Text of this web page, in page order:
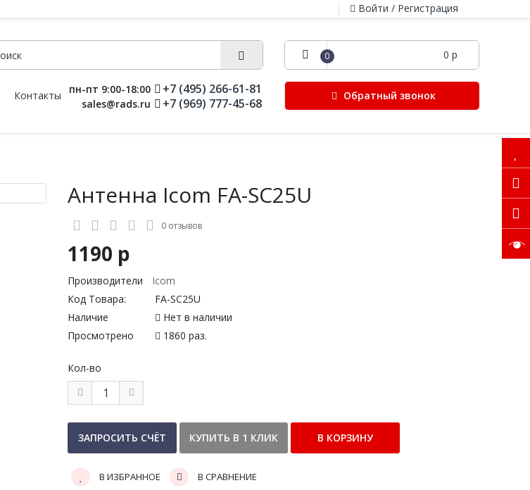
Войти / Регистрация
0 0 р
Контакты
пн-пт 9:00-18:00
sales@rads.ru
+7 (495) 266-61-81
+7 (969) 777-45-68
Обратный звонок
Антенна Icom FA-SC25U
0 отзывов
1190 р
Производители
Icom
Код Товара:
FA-SC25U
Наличие
Нет в наличии
Просмотрено
1860 раз.
Кол-во
В ИЗБРАННОЕ В СРАВНЕНИЕ